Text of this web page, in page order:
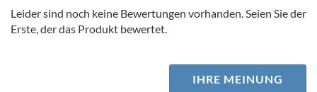
Leider sind noch keine Bewertungen vorhanden. Seien Sie der
Erste, der das Produkt bewertet.
IHRE MEINUNG